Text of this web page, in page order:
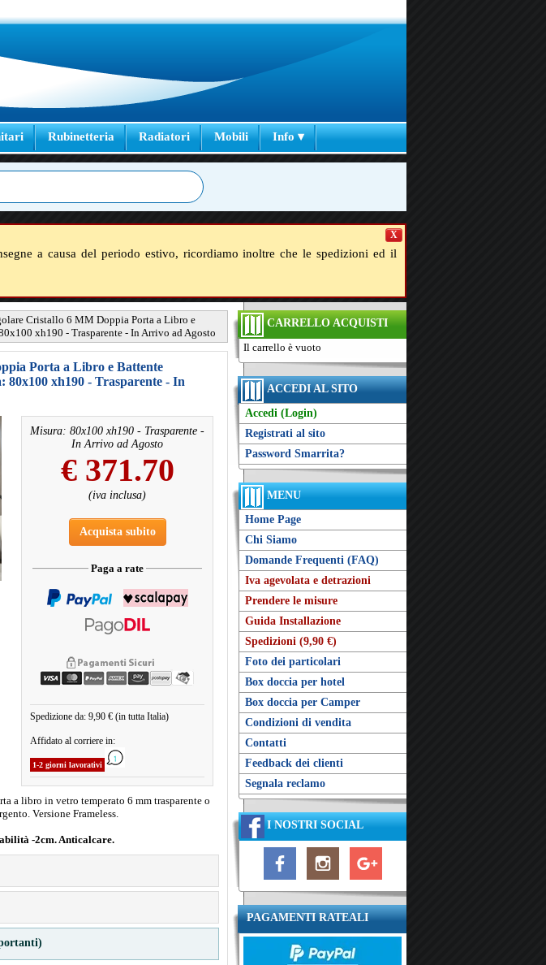
Rubinetteria Radiatori Mobili Info ▾
a causa del periodo estivo, ricordiamo inoltre che le spedizioni ed il
X
CARRELLO ACQUISTI
Il carrello è vuoto
ACCEDI AL SITO
Accedi (Login)
Registrati al sito
Password Smarrita?
MENU
Home Page
Chi Siamo
Domande Frequenti (FAQ)
Iva agevolata e detrazioni
Prendere le misure
Guida Installazione
Spedizioni (9,90 €)
Foto dei particolari
Box doccia per hotel
Box doccia per Camper
Condizioni di vendita
Contatti
Feedback dei clienti
Segnala reclamo
I NOSTRI SOCIAL
PAGAMENTI RATEALI
Cristallo 6 MM Doppia Porta a Libro e
xh190 - Trasparente - In Arrivo ad Agosto
Porta a Libro e Battente
80x100 xh190 - Trasparente - In
Misura: 80x100 xh190 - Trasparente -
In Arrivo ad Agosto
€ 371.70
(iva inclusa)
Acquista subito
Paga a rate
Spedizione da: 9,90 € (in tutta Italia)
Affidato al corriere in:
1-2 giorni lavorativi
a libro in vetro temperato 6 mm trasparente o
Versione Frameless.
-2cm. Anticalcare.